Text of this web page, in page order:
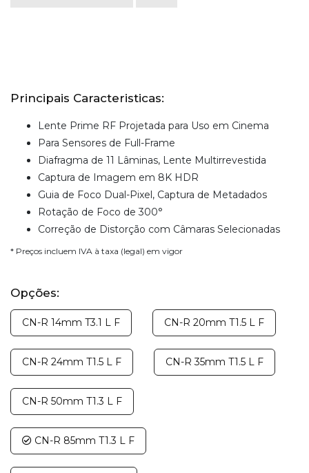
Principais Caracteristicas:
Lente Prime RF Projetada para Uso em Cinema
Para Sensores de Full-Frame
Diafragma de 11 Lâminas, Lente Multirrevestida
Captura de Imagem em 8K HDR
Guia de Foco Dual-Pixel, Captura de Metadados
Rotação de Foco de 300°
Correção de Distorção com Câmaras Selecionadas
* Preços incluem IVA à taxa (legal) em vigor
Opções:
CN-R 14mm T3.1 L F CN-R 20mm T1.5 L F
CN-R 24mm T1.5 L F CN-R 35mm T1.5 L F
CN-R 50mm T1.3 L F
CN-R 85mm T1.3 L F